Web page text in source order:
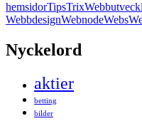
hemsidorTipsTrix
WebbdesignWebnodeWebs
Nyckelord
aktier
betting
bilder